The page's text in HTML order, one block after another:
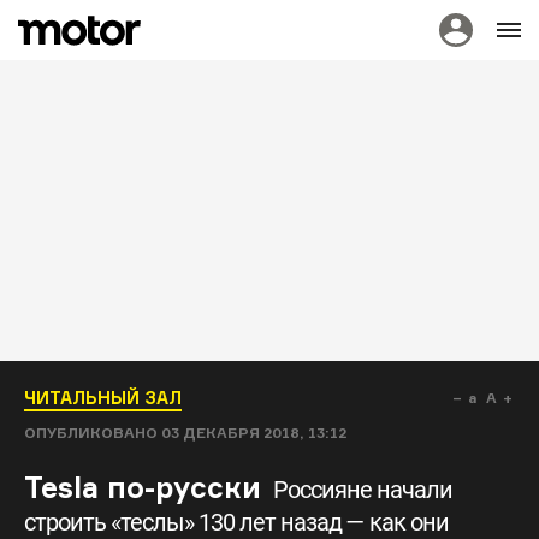
ЧИТАЛЬНЫЙ ЗАЛ
ОПУБЛИКОВАНО 03 ДЕКАБРЯ 2018, 13:12
a A
Tesla по-русски Россияне начали
строить «теслы» 130 лет назад — как они